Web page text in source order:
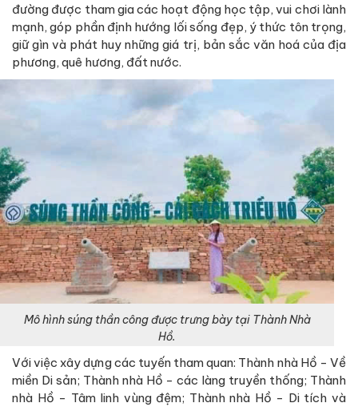
đường được tham gia các hoạt động học tập, vui chơi lành
mạnh, góp phần định hướng lối sống đẹp, ý thức tôn trọng,
giữ gìn và phát huy những giá trị, bản sắc văn hoá của địa
phương, quê hương, đất nước.
Mô hình súng thần công được trưng bày tại Thành Nhà
Hồ.
Với việc xây dựng các tuyến tham quan: Thành nhà Hồ - Về
miền Di sản; Thành nhà Hồ - các làng truyền thống; Thành
nhà Hồ - Tâm linh vùng đệm; Thành nhà Hồ - Di tích và